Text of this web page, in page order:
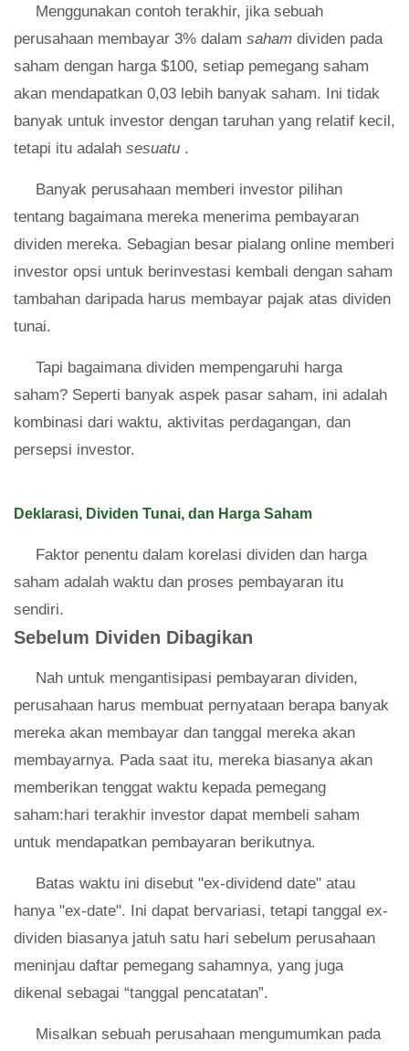
Menggunakan contoh terakhir, jika sebuah
perusahaan membayar 3% dalam saham dividen pada
saham dengan harga $100, setiap pemegang saham
akan mendapatkan 0,03 lebih banyak saham. Ini tidak
banyak untuk investor dengan taruhan yang relatif kecil,
tetapi itu adalah sesuatu .
Banyak perusahaan memberi investor pilihan
tentang bagaimana mereka menerima pembayaran
dividen mereka. Sebagian besar pialang online memberi
investor opsi untuk berinvestasi kembali dengan saham
tambahan daripada harus membayar pajak atas dividen
tunai.
Tapi bagaimana dividen mempengaruhi harga
saham? Seperti banyak aspek pasar saham, ini adalah
kombinasi dari waktu, aktivitas perdagangan, dan
persepsi investor.
Deklarasi, Dividen Tunai, dan Harga Saham
Faktor penentu dalam korelasi dividen dan harga
saham adalah waktu dan proses pembayaran itu
sendiri.
Sebelum Dividen Dibagikan
Nah untuk mengantisipasi pembayaran dividen,
perusahaan harus membuat pernyataan berapa banyak
mereka akan membayar dan tanggal mereka akan
membayarnya. Pada saat itu, mereka biasanya akan
memberikan tenggat waktu kepada pemegang
saham:hari terakhir investor dapat membeli saham
untuk mendapatkan pembayaran berikutnya.
Batas waktu ini disebut "ex-dividend date" atau
hanya "ex-date". Ini dapat bervariasi, tetapi tanggal ex-
dividen biasanya jatuh satu hari sebelum perusahaan
meninjau daftar pemegang sahamnya, yang juga
dikenal sebagai “tanggal pencatatan”.
Misalkan sebuah perusahaan mengumumkan pada